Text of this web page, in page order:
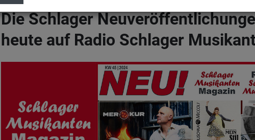
Die Schlager
heute auf Radio Schlager